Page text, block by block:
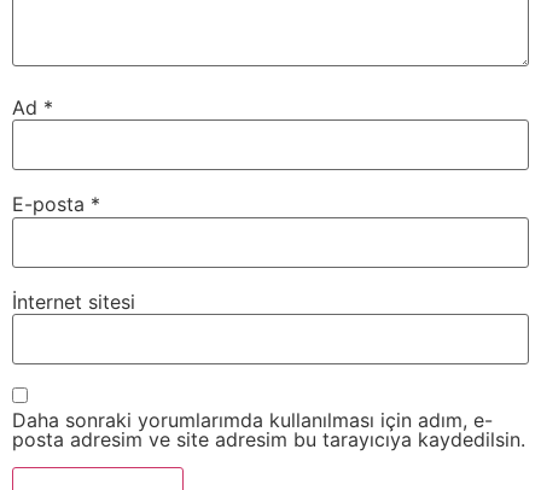
Ad *
E-posta *
İnternet sitesi
Daha sonraki yorumlarımda kullanılması için adım, e-
posta adresim ve site adresim bu tarayıcıya kaydedilsin.